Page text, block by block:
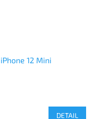
12 Mini
DETAIL